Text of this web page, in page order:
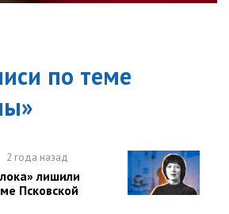
по теме
»
2 года назад
лишили
Псковской